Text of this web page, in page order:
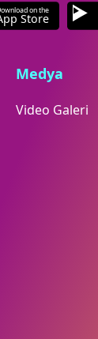
on the
Store
Medya
Video Galeri